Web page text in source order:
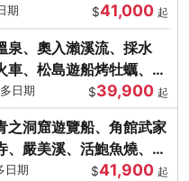
期 $41,000 起
泉、奧入瀨溪流、採水
、松島遊船烤牡蠣、嚴
日期 $39,900 起
之洞窟遊覽船、角館武家
嚴美溪、活鮑魚燒、烤
日期 $41,900 起